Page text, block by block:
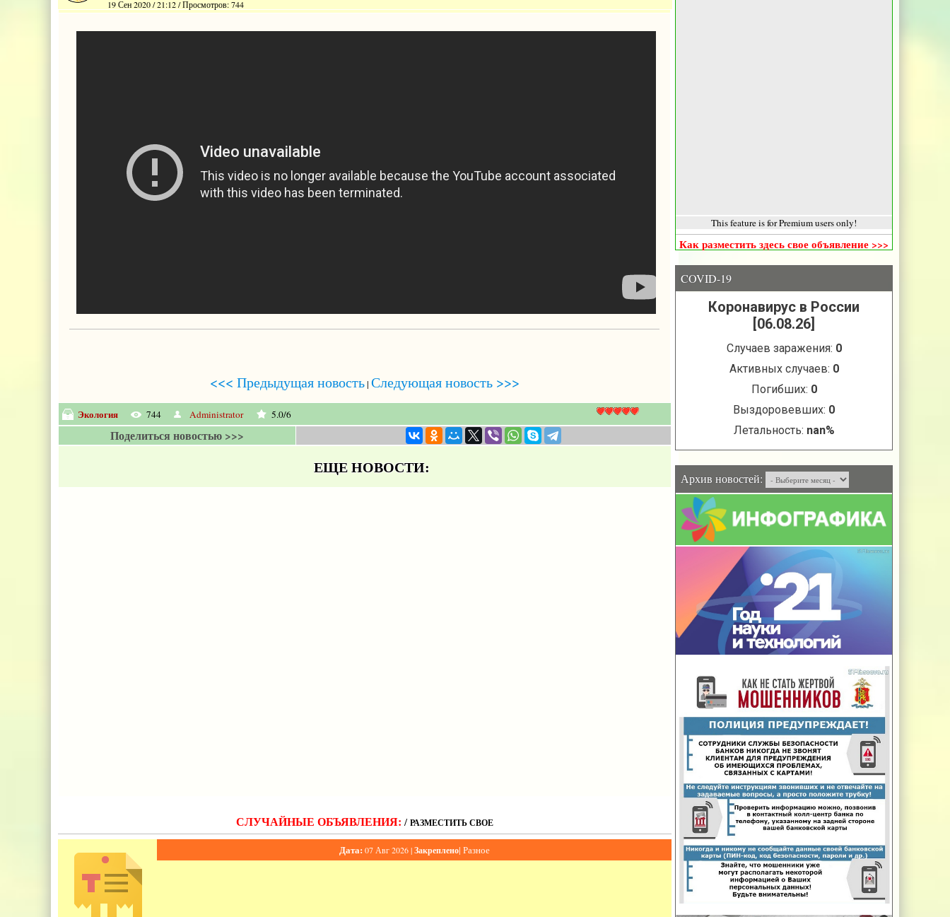
19 Сен 2020 / 21:12 / Просмотров: 744
<<< Предыдущая новость| Следующая новость >>>
Экология 744 Administrator 5.0/6
Поделиться новостью >>>
ЕЩЕ НОВОСТИ:
СЛУЧАЙНЫЕ ОБЪЯВЛЕНИЯ: / РАЗМЕСТИТЬ СВОЕ
Дата: 07 Авг 2026 |Закреплено| Разное
This feature is for Premium users only!
Как разместить здесь свое объявление >>>
COVID-19
Архив новостей: